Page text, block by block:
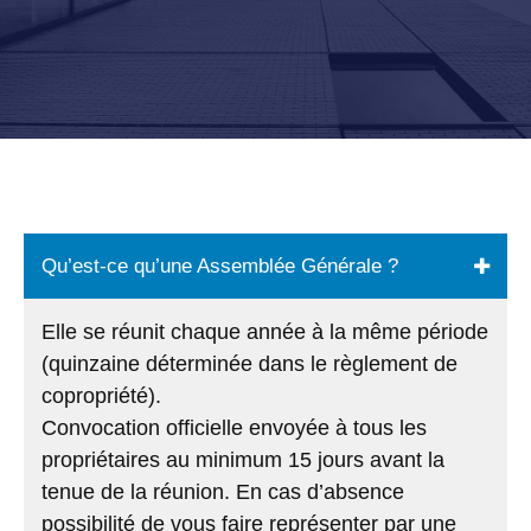
Qu’est-ce qu’une Assemblée Générale ?
Elle se réunit chaque année à la même période
(quinzaine déterminée dans le règlement de
copropriété).
Convocation officielle envoyée à tous les
propriétaires au minimum 15 jours avant la
tenue de la réunion. En cas d’absence
possibilité de vous faire représenter par une